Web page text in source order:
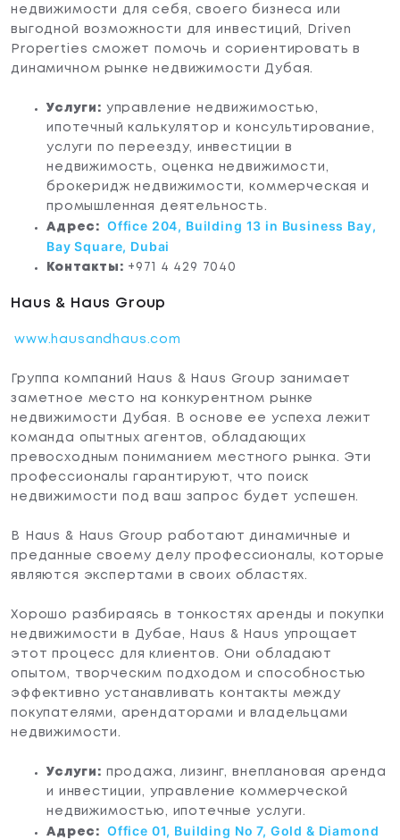
недвижимости для себя, своего бизнеса или
выгодной возможности для инвестиций, Driven
Properties сможет помочь и сориентировать в
динамичном рынке недвижимости Дубая.
Услуги: управление недвижимостью,
ипотечный калькулятор и консультирование,
услуги по переезду, инвестиции в
недвижимость, оценка недвижимости,
брокеридж недвижимости, коммерческая и
промышленная деятельность.
Адрес:
Office 204, Building 13 in Business Bay,
Bay Square, Dubai
Контакты: +971 4 429 7040
Haus & Haus Group
www.hausandhaus.com
Группа компаний Haus & Haus Group занимает
заметное место на конкурентном рынке
недвижимости Дубая. В основе ее успеха лежит
команда опытных агентов, обладающих
превосходным пониманием местного рынка. Эти
профессионалы гарантируют, что поиск
недвижимости под ваш запрос будет успешен.
В Haus & Haus Group работают динамичные и
преданные своему делу профессионалы, которые
являются экспертами в своих областях.
Хорошо разбираясь в тонкостях аренды и покупки
недвижимости в Дубае, Haus & Haus упрощает
этот процесс для клиентов. Они обладают
опытом, творческим подходом и способностью
эффективно устанавливать контакты между
покупателями, арендаторами и владельцами
недвижимости.
Услуги: продажа, лизинг, внеплановая аренда
и инвестиции, управление коммерческой
недвижимостью, ипотечные услуги.
Адрес:
Office 01, Building No 7, Gold & Diamond